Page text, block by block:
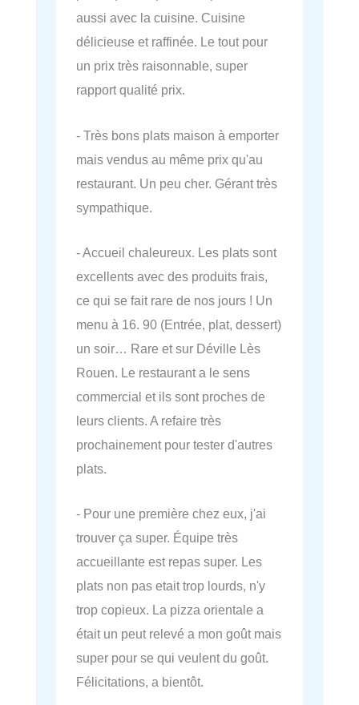
aussi avec la cuisine. Cuisine
délicieuse et raffinée. Le tout pour
un prix très raisonnable, super
rapport qualité prix.
- Très bons plats maison à emporter
mais vendus au même prix qu'au
restaurant. Un peu cher. Gérant très
sympathique.
- Accueil chaleureux. Les plats sont
excellents avec des produits frais,
ce qui se fait rare de nos jours ! Un
menu à 16. 90 (Entrée, plat, dessert)
un soir… Rare et sur Déville Lès
Rouen. Le restaurant a le sens
commercial et ils sont proches de
leurs clients. A refaire très
prochainement pour tester d'autres
plats.
- Pour une première chez eux, j'ai
trouver ça super. Équipe très
accueillante est repas super. Les
plats non pas etait trop lourds, n'y
trop copieux. La pizza orientale a
était un peut relevé a mon goût mais
super pour se qui veulent du goût.
Félicitations, a bientôt.